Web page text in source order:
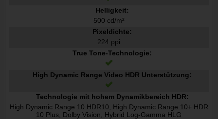
Helligkeit:
500 cd/m²
Pixeldichte:
224 ppi
True Tone-Technologie:
High Dynamic Range Video HDR Unterstützung:
Technologie mit hohem Dynamikbereich HDR:
High Dynamic Range 10 HDR10, High Dynamic Range 10+ HDR
10 Plus, Dolby Vision, Hybrid Log-Gamma HLG